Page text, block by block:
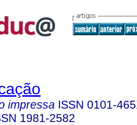
impressa ISSN 0101-
1981-2582